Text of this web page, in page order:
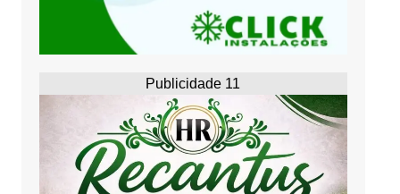
Publicidade 11